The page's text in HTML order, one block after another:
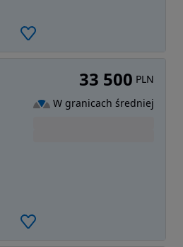
33 500 PLN
W granicach średniej